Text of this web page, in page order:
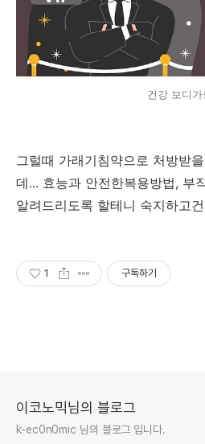
건강 보디가
그럴때 가래기침약으로 처방받
데... 효능과 안전한복용방법, 부
알려드리도록 할테니 숙지하고
1 구독하기
이코노믹님의 블로그
k-ec0n0mic 님의 블로그 입니다.